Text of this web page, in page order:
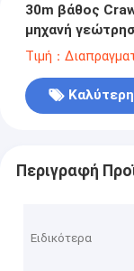
30m βάθος
μηχανή
ντίζελ
Τιμή：
Περιγραφή
Ειδικότερα